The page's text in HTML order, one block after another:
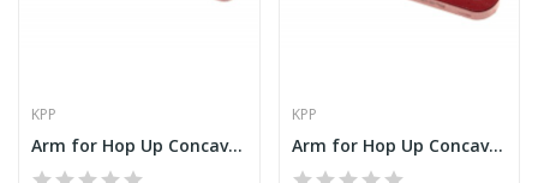
KPP
Arm for Hop Up Concave L96 Evo [KPP]
KPP
Arm for Hop Up Concave Cyma 702 [KPP]